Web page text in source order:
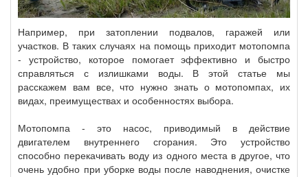
Например, при затоплении подвалов, гаражей или
участков. В таких случаях на помощь приходит мотопомпа
- устройство, которое помогает эффективно и быстро
справляться с излишками воды. В этой статье мы
расскажем вам все, что нужно знать о мотопомпах, их
видах, преимуществах и особенностях выбора.
Мотопомпа - это насос, приводимый в действие
двигателем внутреннего сгорания. Это устройство
способно перекачивать воду из одного места в другое, что
очень удобно при уборке воды после наводнения, очистке